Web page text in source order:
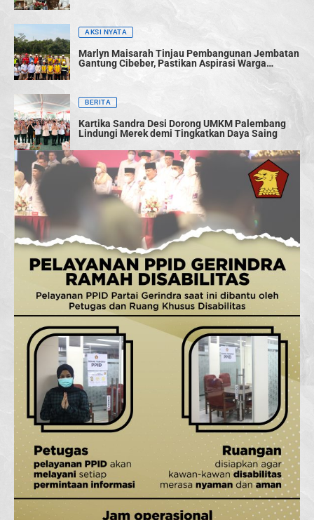
AKSI NYATA
Marlyn Maisarah Tinjau Pembangunan Jembatan
Gantung Cibeber, Pastikan Aspirasi Warga
BERITA
Kartika Sandra Desi Dorong UMKM Palembang
Lindungi Merek demi Tingkatkan Daya Saing